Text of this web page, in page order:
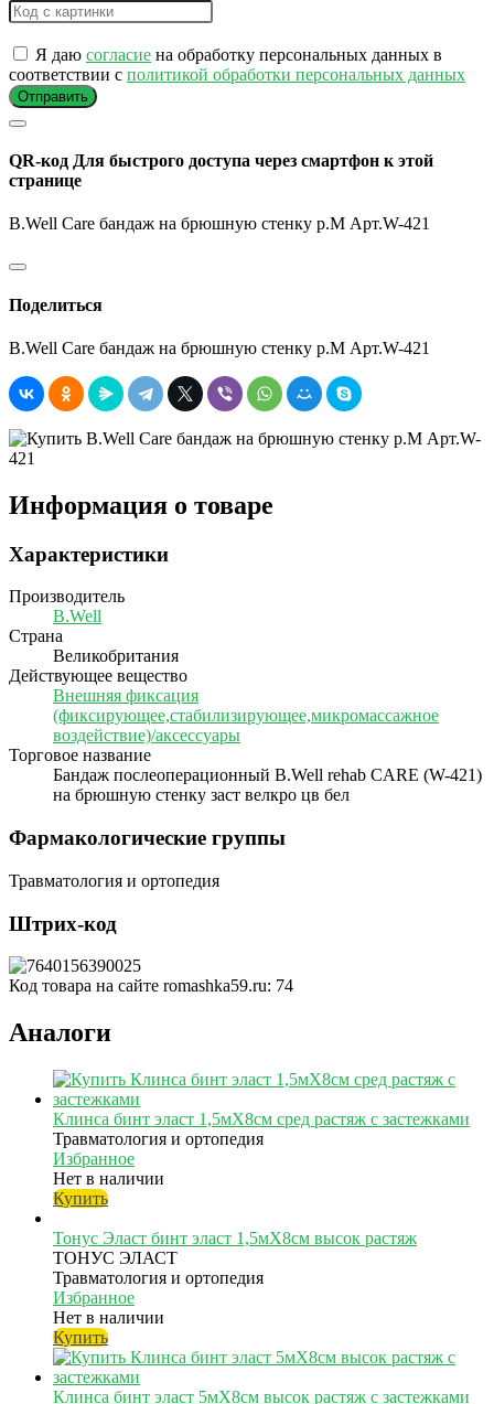
Я даю согласие на обработку персональных данных в
соответствии с политикой обработки персональных данных
Отправить
QR-код Для быстрого доступа через смартфон к этой
странице
B.Well Care бандаж на брюшную стенку р.M Арт.W-421
Поделиться
B.Well Care бандаж на брюшную стенку р.M Арт.W-421
Информация о товаре
Характеристики
Производитель
B.Well
Страна
Великобритания
Действующее вещество
Внешняя фиксация
(фиксирующее,стабилизирующее,микромассажное
воздействие)/аксессуары
Торговое название
Бандаж послеоперационный B.Well rehab CARE (W-421)
на брюшную стенку заст велкро цв бел
Фармакологические группы
Травматология и ортопедия
Штрих-код
Код товара на сайте romashka59.ru: 74
Аналоги
Клинса бинт эласт 1,5мX8см сред растяж с застежками
Травматология и ортопедия
Избранное
Нет в наличии
Купить
Тонус Эласт бинт эласт 1,5мX8см высок растяж
ТОНУС ЭЛАСТ
Травматология и ортопедия
Избранное
Нет в наличии
Купить
Клинса бинт эласт 5мX8см высок растяж с застежками